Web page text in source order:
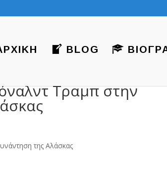
BLOG
Τραμπ στην